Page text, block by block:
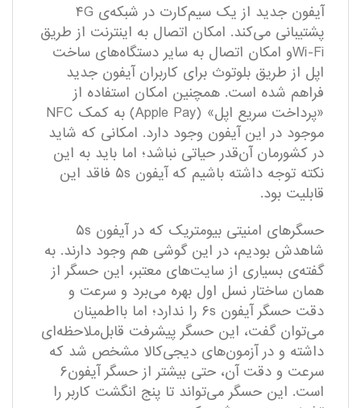
آیفون جدید از یک سیم‌کارت در شبکه‌ی ۴G
پشتیبانی می‌کند. امکان اتصال به اینترنت از طریق
Wi-Fiو امکان اتصال به سایر دستگاه‌های ساخت
اپل از طریق بلوتوث برای کاربران آیفون جدید
فراهم ‌شده است. همچنین امکان استفاده از
«پرداخت سریع اپل» (Apple Pay) به کمک NFC
موجود در این آیفون وجود دارد. امکانی که شاید
در کشورمان آن‌قدر حیاتی نباشد؛ اما باید به این
نکته توجه داشته باشیم که آیفون ۵s فاقد این
قابلیت بود.
حسگر‌های امنیتی بیومتریک که در آیفون ۵s
شاهدش بودیم، در این گوشی هم وجود دارند. به
گفته‌ی بسیاری از سایت‌های معتبر، این حسگر از
همان ساختار نسل اول بهره می‌برد و سرعت و
دقت حسگر آیفون ۶s را ندارد؛ اما بااطمینان
می‌توان گفت، این حسگر پیشرفت قابل‌ملاحظه‌ای
داشته و در آزمون‌های دیجی‌کالا مشخص شد که
سرعت و دقت آن، حتی بیشتر از حسگر آیفون۶
است. این حسگر می‌تواند تا پنج انگشت کاربر را